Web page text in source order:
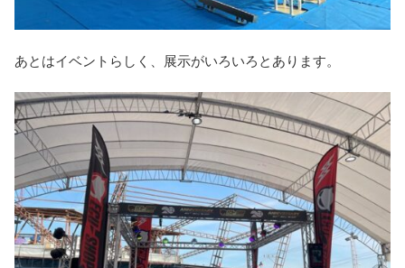
あとはイベントらしく、展示がいろいろとあります。